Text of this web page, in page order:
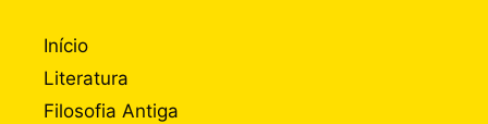
Início
Literatura
Filosofia Antiga